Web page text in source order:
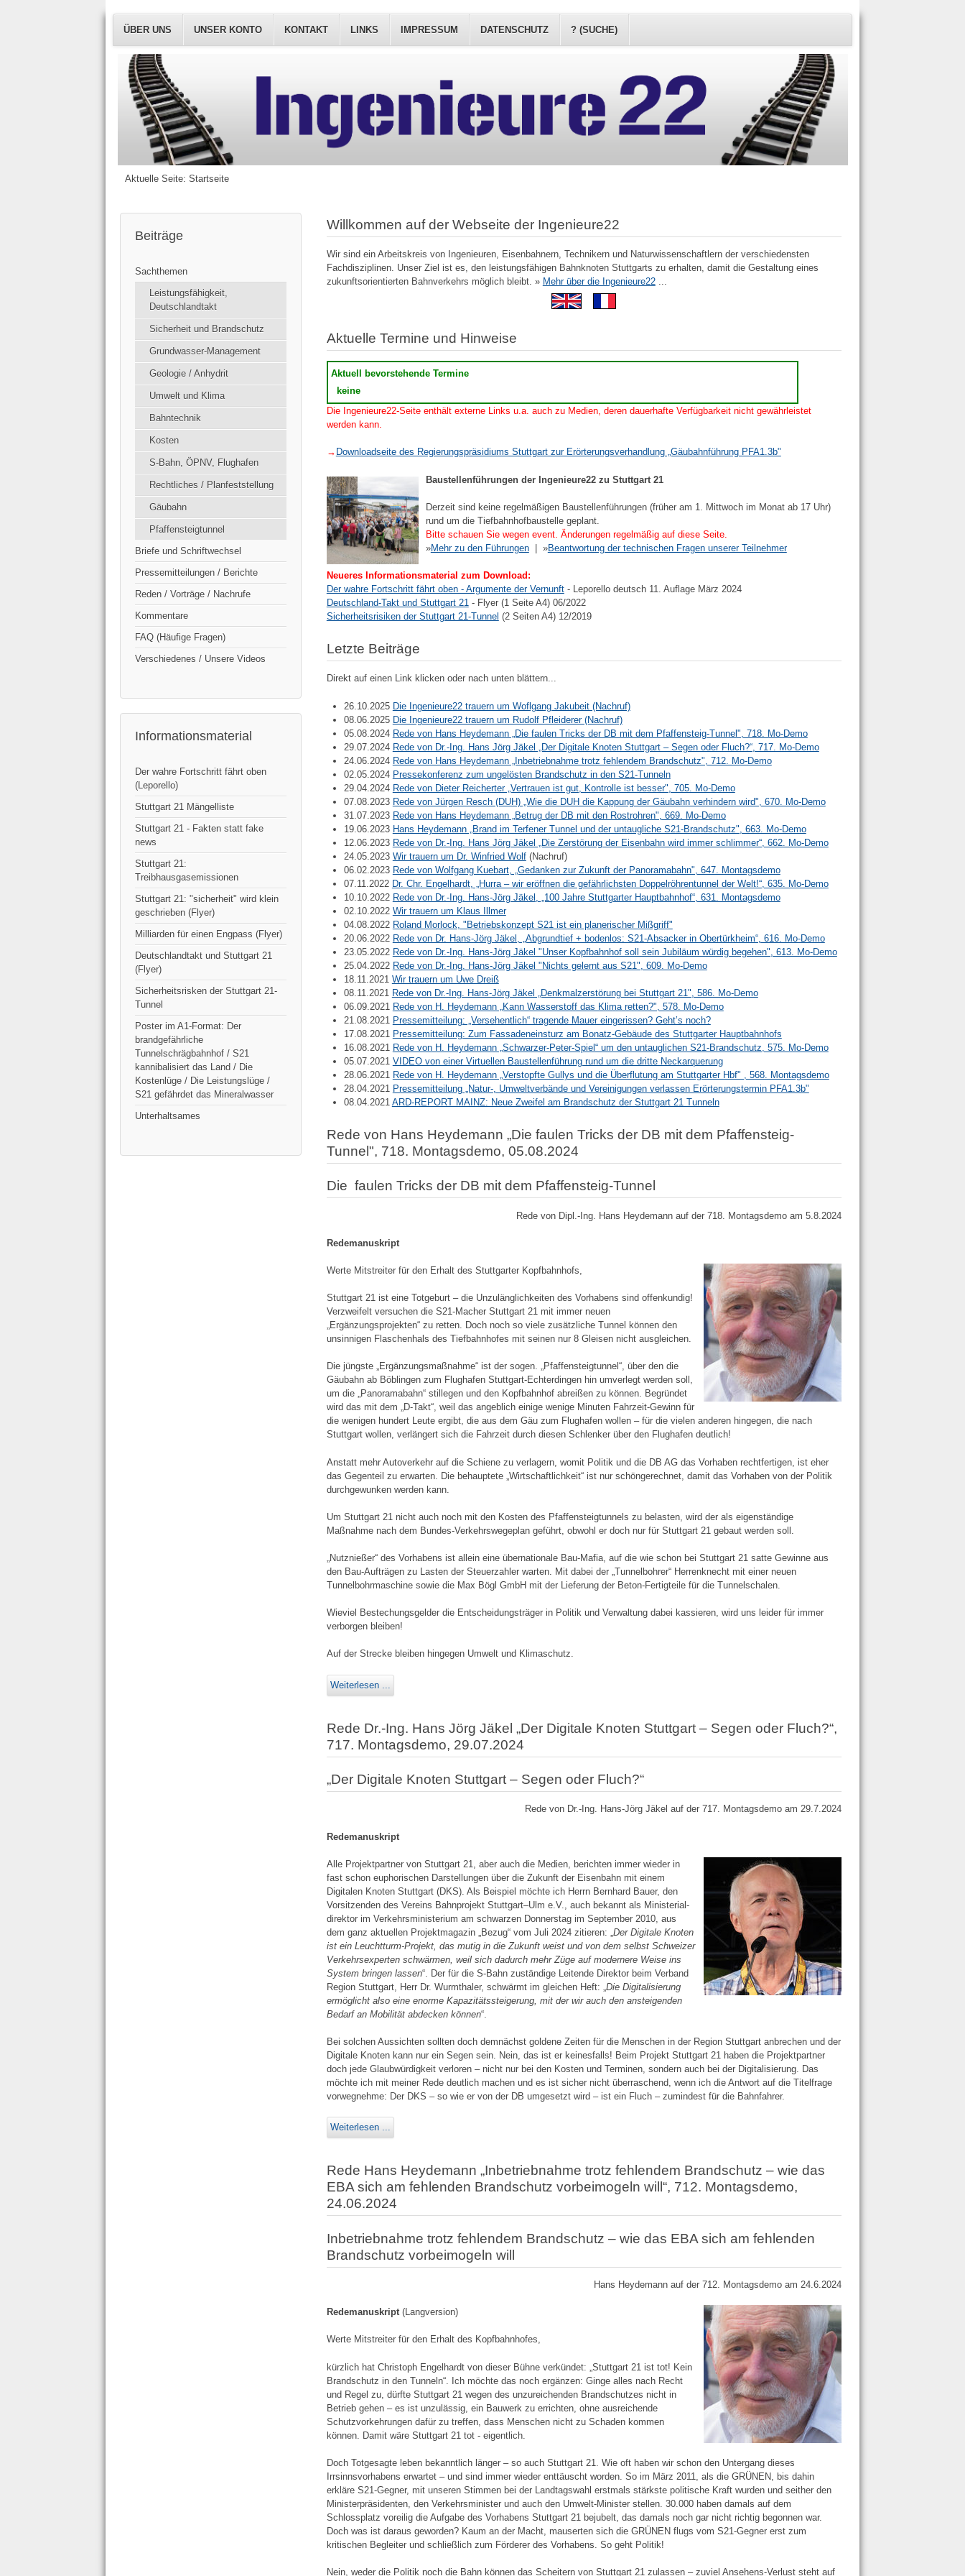
ÜBER UNS UNSER KONTO KONTAKT LINKS IMPRESSUM DATENSCHUTZ ? (SUCHE)
Aktuelle Seite: Startseite
Beiträge
Sachthemen
Leistungsfähigkeit,
Deutschlandtakt
Sicherheit und Brandschutz
Grundwasser-Management
Geologie / Anhydrit
Umwelt und Klima
Bahntechnik
Kosten
S-Bahn, ÖPNV, Flughafen
Rechtliches / Planfeststellung
Gäubahn
Pfaffensteigtunnel
Briefe und Schriftwechsel
Pressemitteilungen / Berichte
Reden / Vorträge / Nachrufe
Kommentare
FAQ (Häufige Fragen)
Verschiedenes / Unsere Videos
Informationsmaterial
Der wahre Fortschritt fährt oben
(Leporello)
Stuttgart 21 Mängelliste
Stuttgart 21 - Fakten statt fake
news
Stuttgart 21:
Treibhausgasemissionen
Stuttgart 21: "sicherheit" wird klein
geschrieben (Flyer)
Milliarden für einen Engpass (Flyer)
Deutschlandtakt und Stuttgart 21
(Flyer)
Sicherheitsrisken der Stuttgart 21-
Tunnel
Poster im A1-Format: Der
brandgefährliche
Tunnelschrägbahnhof / S21
kannibalisiert das Land / Die
Kostenlüge / Die Leistungslüge /
S21 gefährdet das Mineralwasser
Unterhaltsames
Willkommen auf der Webseite der Ingenieure22
Wir sind ein Arbeitskreis von Ingenieuren, Eisenbahnern, Technikern und Naturwissenschaftlern der verschiedensten
Fachdisziplinen. Unser Ziel ist es, den leistungsfähigen Bahnknoten Stuttgarts zu erhalten, damit die Gestaltung eines
zukunftsorientierten Bahnverkehrs möglich bleibt. » Mehr über die Ingenieure22...
Aktuelle Termine und Hinweise
Aktuell bevorstehende Termine
keine
Die Ingenieure22-Seite enthält externe Links u.a. auch zu Medien, deren dauerhafte Verfügbarkeit nicht gewährleistet
werden kann.
→ Downloadseite des Regierungspräsidiums Stuttgart zur Erörterungsverhandlung „Gäubahnführung PFA1.3b"
Baustellenführungen der Ingenieure22 zu Stuttgart 21
Derzeit sind keine regelmäßigen Baustellenführungen (früher am 1. Mittwoch im Monat ab 17 Uhr)
rund um die Tiefbahnhofbaustelle geplant.
Bitte schauen Sie wegen event. Änderungen regelmäßig auf diese Seite.
»Mehr zu den Führungen| »Beantwortung der technischen Fragen unserer Teilnehmer
Neueres Informationsmaterial zum Download:
Der wahre Fortschritt fährt oben - Argumente der Vernunft- Leporello deutsch 11. Auflage März 2024
Deutschland-Takt und Stuttgart 21 - Flyer (1 Seite A4) 06/2022
Sicherheitsrisiken der Stuttgart 21-Tunnel (2 Seiten A4) 12/2019
Letzte Beiträge
Direkt auf einen Link klicken oder nach unten blättern...
26.10.2025 Die Ingenieure22 trauern um Woflgang Jakubeit (Nachruf)
08.06.2025 Die Ingenieure22 trauern um Rudolf Pfleiderer (Nachruf)
05.08.2024 Rede von Hans Heydemann „Die faulen Tricks der DB mit dem Pfaffensteig-Tunnel", 718. Mo-Demo
29.07.2024 Rede von Dr.-Ing. Hans Jörg Jäkel „Der Digitale Knoten Stuttgart – Segen oder Fluch?“, 717. Mo-Demo
24.06.2024 Rede von Hans Heydemann „Inbetriebnahme trotz fehlendem Brandschutz", 712. Mo-Demo
02.05.2024 Pressekonferenz zum ungelösten Brandschutz in den S21-Tunneln
29.04.2024 Rede von Dieter Reicherter „Vertrauen ist gut, Kontrolle ist besser", 705. Mo-Demo
07.08.2023 Rede von Jürgen Resch (DUH) „Wie die DUH die Kappung der Gäubahn verhindern wird", 670. Mo-Demo
31.07.2023 Rede von Hans Heydemann „Betrug der DB mit den Rostrohren", 669. Mo-Demo
19.06.2023 Hans Heydemann „Brand im Terfener Tunnel und der untaugliche S21-Brandschutz", 663. Mo-Demo
12.06.2023 Rede von Dr.-Ing. Hans Jörg Jäkel „Die Zerstörung der Eisenbahn wird immer schlimmer“, 662. Mo-Demo
24.05.2023 Wir trauern um Dr. Winfried Wolf(Nachruf)
06.02.2023 Rede von Wolfgang Kuebart, „Gedanken zur Zukunft der Panoramabahn", 647. Montagsdemo
07.11.2022 Dr. Chr. Engelhardt, „Hurra – wir eröffnen die gefährlichsten Doppelröhrentunnel der Welt!“, 635. Mo-Demo
10.10.2022 Rede von Dr.-Ing. Hans-Jörg Jäkel, „100 Jahre Stuttgarter Hauptbahnhof“, 631. Montagsdemo
02.10.2022 Wir trauern um Klaus Illmer
04.08.2022 Roland Morlock, "Betriebskonzept S21 ist ein planerischer Mißgriff"
20.06.2022 Rede von Dr. Hans-Jörg Jäkel, „Abgrundtief + bodenlos: S21-Absacker in Obertürkheim“, 616. Mo-Demo
23.05.2022 Rede von Dr.-Ing. Hans-Jörg Jäkel "Unser Kopfbahnhof soll sein Jubiläum würdig begehen", 613. Mo-Demo
25.04.2022 Rede von Dr.-Ing. Hans-Jörg Jäkel "Nichts gelernt aus S21", 609. Mo-Demo
18.11.2021 Wir trauern um Uwe Dreiß
08.11.2021 Rede von Dr.-Ing. Hans-Jörg Jäkel „Denkmalzerstörung bei Stuttgart 21", 586. Mo-Demo
06.09.2021 Rede von H. Heydemann „Kann Wasserstoff das Klima retten?", 578. Mo-Demo
21.08.2021 Pressemitteilung: „Versehentlich“ tragende Mauer eingerissen? Geht’s noch?
17.08.2021 Pressemitteilung: Zum Fassadeneinsturz am Bonatz-Gebäude des Stuttgarter Hauptbahnhofs
16.08.2021 Rede von H. Heydemann „Schwarzer-Peter-Spiel“ um den untauglichen S21-Brandschutz, 575. Mo-Demo
05.07.2021 VIDEO von einer Virtuellen Baustellenführung rund um die dritte Neckarquerung
28.06.2021 Rede von H. Heydemann „Verstopfte Gullys und die Überflutung am Stuttgarter Hbf" , 568. Montagsdemo
28.04.2021 Pressemitteilung „Natur-, Umweltverbände und Vereinigungen verlassen Erörterungstermin PFA1.3b"
08.04.2021 ARD-REPORT MAINZ: Neue Zweifel am Brandschutz der Stuttgart 21 Tunneln
Rede von Hans Heydemann „Die faulen Tricks der DB mit dem Pfaffensteig-
Tunnel", 718. Montagsdemo, 05.08.2024
Die faulen Tricks der DB mit dem Pfaffensteig-Tunnel
Rede von Dipl.-Ing. Hans Heydemann auf der 718. Montagsdemo am 5.8.2024
Redemanuskript
Werte Mitstreiter für den Erhalt des Stuttgarter Kopfbahnhofs,
Stuttgart 21 ist eine Totgeburt – die Unzulänglichkeiten des Vorhabens sind offenkundig!
Verzweifelt versuchen die S21-Macher Stuttgart 21 mit immer neuen
„Ergänzungsprojekten“ zu retten. Doch noch so viele zusätzliche Tunnel können den
unsinnigen Flaschenhals des Tiefbahnhofes mit seinen nur 8 Gleisen nicht ausgleichen.
Die jüngste „Ergänzungsmaßnahme“ ist der sogen. „Pfaffensteigtunnel“, über den die
Gäubahn ab Böblingen zum Flughafen Stuttgart-Echterdingen hin umverlegt werden soll,
um die „Panoramabahn“ stillegen und den Kopfbahnhof abreißen zu können. Begründet
wird das mit dem „D-Takt“, weil das angeblich einige wenige Minuten Fahrzeit-Gewinn für
die wenigen hundert Leute ergibt, die aus dem Gäu zum Flughafen wollen – für die vielen anderen hingegen, die nach
Stuttgart wollen, verlängert sich die Fahrzeit durch diesen Schlenker über den Flughafen deutlich!
Anstatt mehr Autoverkehr auf die Schiene zu verlagern, womit Politik und die DB AG das Vorhaben rechtfertigen, ist eher
das Gegenteil zu erwarten. Die behauptete „Wirtschaftlichkeit“ ist nur schöngerechnet, damit das Vorhaben von der Politik
durchgewunken werden kann.
Um Stuttgart 21 nicht auch noch mit den Kosten des Pfaffensteigtunnels zu belasten, wird der als eigenständige
Maßnahme nach dem Bundes-Verkehrswegeplan geführt, obwohl er doch nur für Stuttgart 21 gebaut werden soll.
„Nutznießer“ des Vorhabens ist allein eine übernationale Bau-Mafia, auf die wie schon bei Stuttgart 21 satte Gewinne aus
den Bau-Aufträgen zu Lasten der Steuerzahler warten. Mit dabei der „Tunnelbohrer“ Herrenknecht mit einer neuen
Tunnelbohrmaschine sowie die Max Bögl GmbH mit der Lieferung der Beton-Fertigteile für die Tunnelschalen.
Wieviel Bestechungsgelder die Entscheidungsträger in Politik und Verwaltung dabei kassieren, wird uns leider für immer
verborgen bleiben!
Auf der Strecke bleiben hingegen Umwelt und Klimaschutz.
Weiterlesen ...
Rede Dr.-Ing. Hans Jörg Jäkel „Der Digitale Knoten Stuttgart – Segen oder Fluch?“,
717. Montagsdemo, 29.07.2024
„Der Digitale Knoten Stuttgart – Segen oder Fluch?“
Rede von Dr.-Ing. Hans-Jörg Jäkel auf der 717. Montagsdemo am 29.7.2024
Redemanuskript
Alle Projektpartner von Stuttgart 21, aber auch die Medien, berichten immer wieder in
fast schon euphorischen Darstellungen über die Zukunft der Eisenbahn mit einem
Digitalen Knoten Stuttgart (DKS). Als Beispiel möchte ich Herrn Bernhard Bauer, den
Vorsitzenden des Vereins Bahnprojekt Stuttgart–Ulm e.V., auch bekannt als Ministerial­
direktor im Verkehrsministerium am schwarzen Donnerstag im September 2010, aus
dem ganz aktuellen Projektmagazin „Bezug“ vom Juli 2024 zitieren: „ Der Digitale Knoten
ist ein Leuchtturm-Projekt, das mutig in die Zukunft weist und von dem selbst Schweizer
Verkehrsexperten schwärmen, weil sich dadurch mehr Züge auf modernere Weise ins
System bringen lassen“. Der für die S-Bahn zuständige Leitende Direktor beim Verband
Region Stuttgart, Herr Dr. Wurmthaler, schwärmt im gleichen Heft: „ Die Digitalisierung
ermöglicht also eine enorme Kapazitätssteigerung, mit der wir auch den ansteigenden
Bedarf an Mobilität abdecken können“.
Bei solchen Aussichten sollten doch demnächst goldene Zeiten für die Menschen in der Region Stuttgart anbrechen und der
Digitale Knoten kann nur ein Segen sein. Nein, das ist er keinesfalls! Beim Projekt Stuttgart 21 haben die Projektpartner
doch jede Glaub­würdigkeit verloren – nicht nur bei den Kosten und Terminen, sondern auch bei der Digitalisierung. Das
möchte ich mit meiner Rede deutlich machen und es ist sicher nicht überraschend, wenn ich die Antwort auf die Titelfrage
vorwegnehme: Der DKS – so wie er von der DB umgesetzt wird – ist ein Fluch – zumindest für die Bahnfahrer.
Weiterlesen ...
Rede Hans Heydemann „Inbetriebnahme trotz fehlendem Brandschutz – wie das
EBA sich am fehlenden Brandschutz vorbeimogeln will“, 712. Montagsdemo,
24.06.2024
Inbetriebnahme trotz fehlendem Brandschutz – wie das EBA sich am fehlenden
Brandschutz vorbeimogeln will
Hans Heydemann auf der 712. Montagsdemo am 24.6.2024
Redemanuskript(Langversion)
Werte Mitstreiter für den Erhalt des Kopfbahnhofes,
kürzlich hat Christoph Engelhardt von dieser Bühne verkündet: „Stuttgart 21 ist tot! Kein
Brandschutz in den Tunneln“. Ich möchte das noch ergänzen: Ginge alles nach Recht
und Regel zu, dürfte Stuttgart 21 wegen des unzureichenden Brandschutzes nicht in
Betrieb gehen – es ist unzulässig, ein Bauwerk zu errichten, ohne ausreichende
Schutzvorkehrungen dafür zu treffen, dass Menschen nicht zu Schaden kommen
können. Damit wäre Stuttgart 21 tot - eigentlich.
Doch Totgesagte leben bekanntlich länger – so auch Stuttgart 21. Wie oft haben wir schon den Untergang dieses
Irrsinnsvorhabens erwartet – und sind immer wieder enttäuscht worden. So im März 2011, als die GRÜNEN, bis dahin
erkläre S21-Gegner, mit unseren Stimmen bei der Landtagswahl erstmals stärkste politische Kraft wurden und seither den
Ministerpräsidenten, den Verkehrsminister und auch den Umwelt-Minister stellen. 30.000 haben damals auf dem
Schlossplatz voreilig die Aufgabe des Vorhabens Stuttgart 21 bejubelt, das damals noch gar nicht richtig begonnen war.
Doch was ist daraus geworden? Kaum an der Macht, mauserten sich die GRÜNEN flugs vom S21-Gegner erst zum
kritischen Begleiter und schließlich zum Förderer des Vorhabens. So geht Politik!
Nein, weder die Politik noch die Bahn können das Scheitern von Stuttgart 21 zulassen – zuviel Ansehens-Verlust steht auf